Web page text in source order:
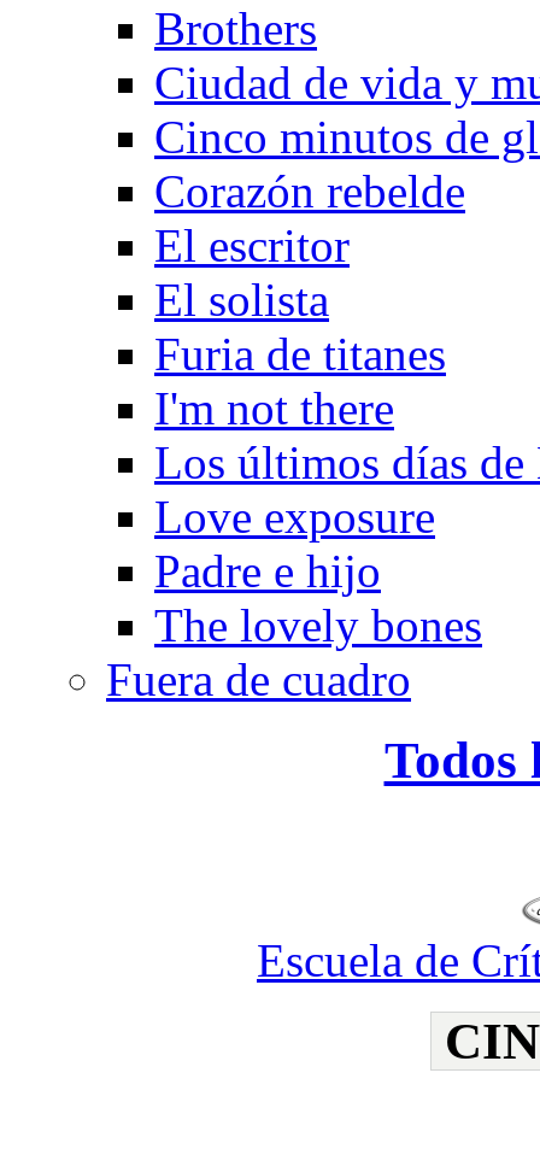
Brothers
Ciudad de vida y
Cinco minutos de
Corazón rebelde
El escritor
El solista
Furia de titanes
I'm not there
Los últimos dí­as
Love exposure
Padre e hijo
The lovely bones
Fuera de cuadro
Todos
Escuela de